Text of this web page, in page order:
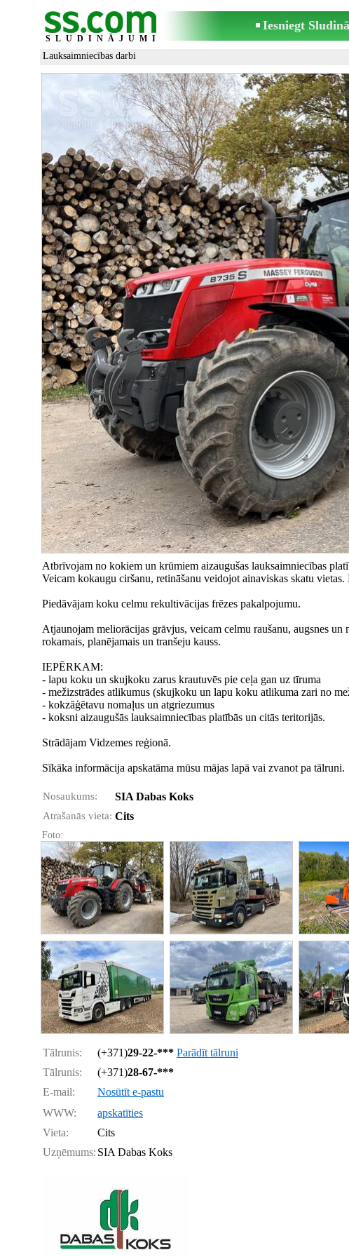
SLUDINĀJUMI
Iesniegt
Lauksaimniecības darbi
Atbrīvojam no kokiem un krūmiem aizaugušas lauksaimniecības
Veicam kokaugu ciršanu, retināšanu veidojot ainaviskas skatu
Piedāvājam koku celmu rekultivācijas frēzes pakalpojumu.
Atjaunojam meliorācijas grāvjus, veicam celmu raušanu, augsnes
rokamais, planējamais un tranšeju kauss.
IEPĒRKAM:
- lapu koku un skujkoku zarus krautuvēs pie ceļa gan uz tīruma
- mežizstrādes atlikumus (skujkoku un lapu koku atlikuma zari no
- kokzāģētavu nomaļus un atgriezumus
- koksni aizaugušās lauksaimniecības platībās un citās teritorijās.
Strādājam Vidzemes reģionā.
Sīkāka informācija apskatāma mūsu mājas lapā vai zvanot pa tālruni.
Nosaukums: SIA Dabas Koks
Atrašanās vieta: Cits
Foto:
Tālrunis: (+371)29-22-*** Parādīt tālruni
Tālrunis:
(+371)28-67-***
E-mail:
Nosūtīt e-pastu
WWW:
apskatīties
Vieta:
Cits
Uzņēmums: SIA Dabas Koks